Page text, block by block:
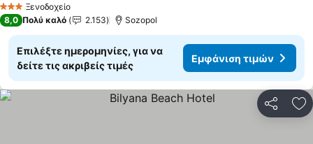
3 ΑστέριαΞενοδοχείο
8,0 Πολύ καλό 2.153 Sozopol
Επιλέξτε ημερομηνίες, για να
δείτε τις ακριβείς τιμές
Εμφάνιση τιμών